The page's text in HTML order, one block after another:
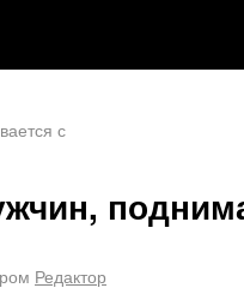
с
Редактор